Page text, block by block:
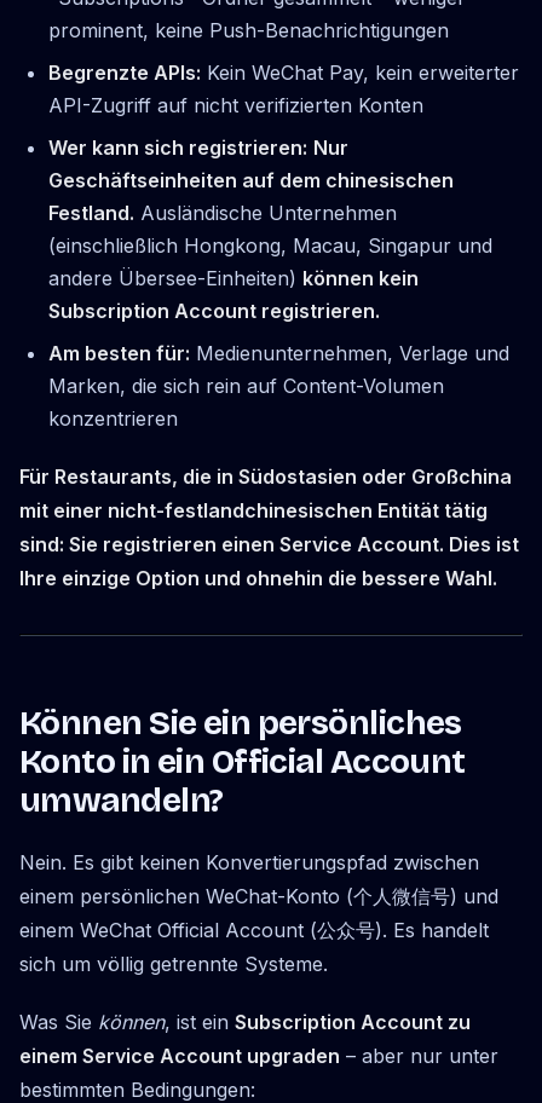
prominent, keine Push-Benachrichtigungen
Begrenzte APIs: Kein WeChat Pay, kein erweiterter
API-Zugriff auf nicht verifizierten Konten
Wer kann sich registrieren: Nur
Geschäftseinheiten auf dem chinesischen
Festland. Ausländische Unternehmen
(einschließlich Hongkong, Macau, Singapur und
andere Übersee-Einheiten) können kein
Subscription Account registrieren.
Am besten für: Medienunternehmen, Verlage und
Marken, die sich rein auf Content-Volumen
konzentrieren
Für Restaurants, die in Südostasien oder Großchina
mit einer nicht-festlandchinesischen Entität tätig
sind: Sie registrieren einen Service Account. Dies ist
Ihre einzige Option und ohnehin die bessere Wahl.
Können Sie ein persönliches
Konto in ein Official Account
umwandeln?
Nein. Es gibt keinen Konvertierungspfad zwischen
einem persönlichen WeChat-Konto (个人微信号) und
einem WeChat Official Account (公众号). Es handelt
sich um völlig getrennte Systeme.
Was Sie können, ist ein Subscription Account zu
einem Service Account upgraden – aber nur unter
bestimmten Bedingungen: